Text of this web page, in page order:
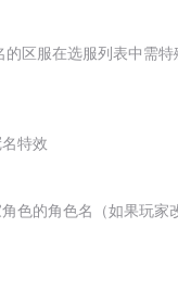
的区服在选服列表中需
特效
色的角色名（如果玩家